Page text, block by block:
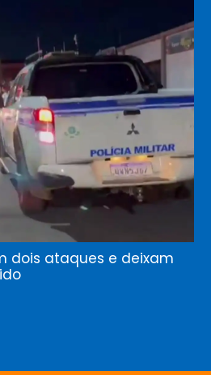
dois ataques e deixam